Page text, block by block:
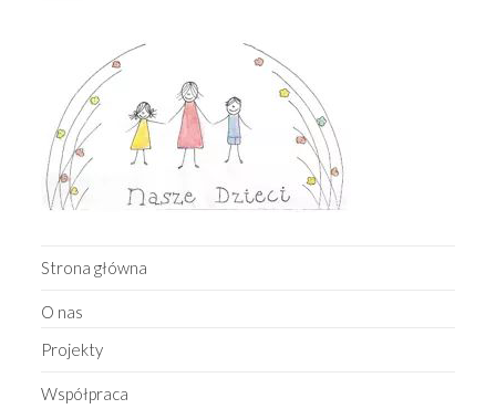
Strona główna
O nas
Projekty
Współpraca